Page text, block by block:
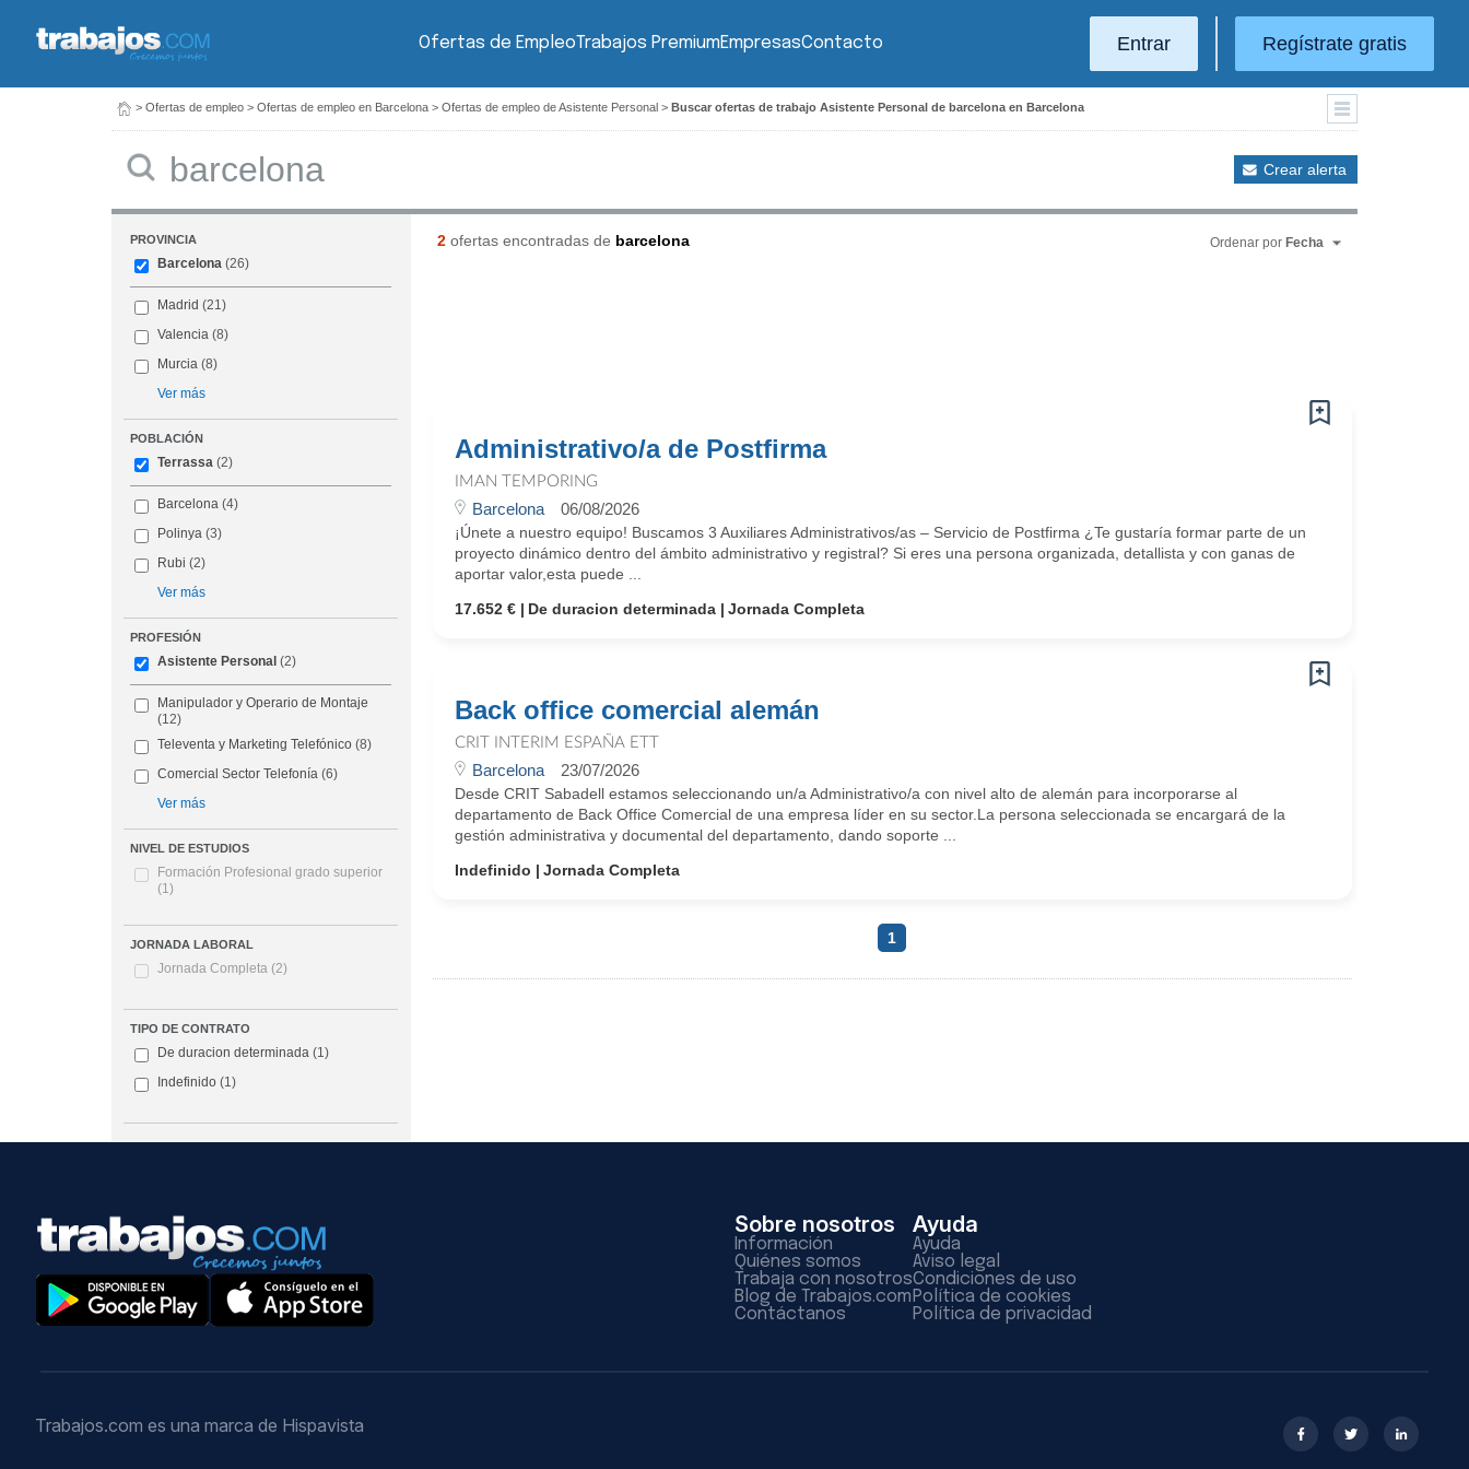
Ofertas de EmpleoTrabajos PremiumEmpresasContacto Entrar Regístrate gratis
> Ofertas de empleo > Ofertas de empleo en Barcelona > Ofertas de empleo de Asistente Personal > Buscar ofertas de trabajo Asistente Personal de barcelona en Barcelona
Crear alerta
PROVINCIA
Barcelona (26)
Madrid (21)
Valencia (8)
Murcia (8)
Ver más
POBLACIÓN
Terrassa (2)
Barcelona (4)
Polinya (3)
Rubi (2)
Ver más
PROFESIÓN
Asistente Personal (2)
Manipulador y Operario de Montaje
(12)
Televenta y Marketing Telefónico (8)
Comercial Sector Telefonía (6)
Ver más
NIVEL DE ESTUDIOS
Formación Profesional grado superior
(1)
JORNADA LABORAL
Jornada Completa (2)
TIPO DE CONTRATO
De duracion determinada (1)
Indefinido (1)
2ofertas encontradas de barcelona Ordenar por Fecha
Administrativo/a de Postfirma
IMAN TEMPORING
Barcelona 06/08/2026
¡Únete a nuestro equipo! Buscamos 3 Auxiliares Administrativos/as – Servicio de Postfirma ¿Te gustaría formar parte de un
proyecto dinámico dentro del ámbito administrativo y registral? Si eres una persona organizada, detallista y con ganas de
aportar valor,esta puede ...
17.652 €
De duracion determinada Jornada Completa
Back office comercial alemán
CRIT INTERIM ESPAÑA ETT
Barcelona 23/07/2026
Desde CRIT Sabadell estamos seleccionando un/a Administrativo/a con nivel alto de alemán para incorporarse al
departamento de Back Office Comercial de una empresa líder en su sector.La persona seleccionada se encargará de la
gestión administrativa y documental del departamento, dando soporte ...
Indefinido
Jornada Completa
1
Sobre nosotros
Información
Quiénes somos
Trabaja con nosotros
Blog de Trabajos.com
Contáctanos
Ayuda
Ayuda
Aviso legal
Condiciones de uso
Política de cookies
Política de privacidad
Trabajos.com es una marca de Hispavista